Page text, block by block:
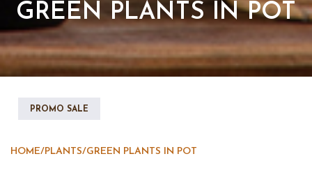
GREEN PLANTS IN POT
PROMO SALE
HOME/PLANTS/GREEN PLANTS IN POT